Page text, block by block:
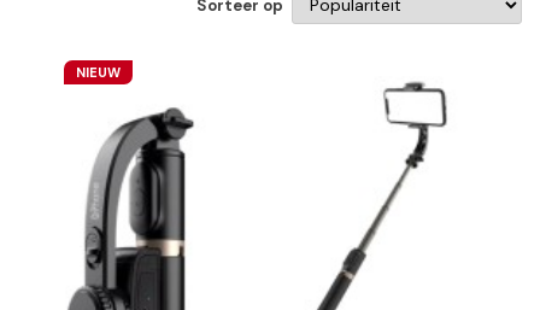
Sorteer op
NIEUW